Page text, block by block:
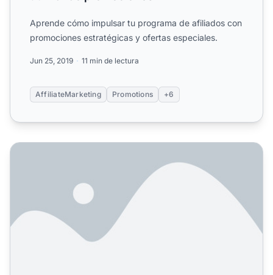
Aprende cómo impulsar tu programa de afiliados con
promociones estratégicas y ofertas especiales.
Jun 25, 2019 11 min de lectura
AffiliateMarketing Promotions +6
Cómo motivar a los afiliados para que promuevan más: